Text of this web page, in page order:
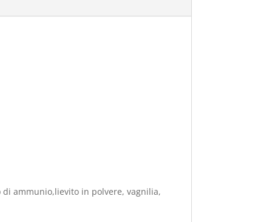
ammunio,lievito in polvere, vagnilia,